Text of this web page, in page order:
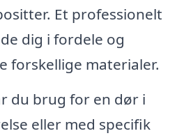
Et professionelt
dig i fordele og
forskellige materialer.
du brug for en dør i
eller med specifik